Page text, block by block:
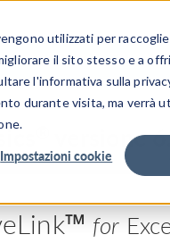
utilizzati per
il sito stesso e a
l'informativa sulla
durante visita, ma verrà
Impostazioni cookie
INDUSTRIALI
versione
for